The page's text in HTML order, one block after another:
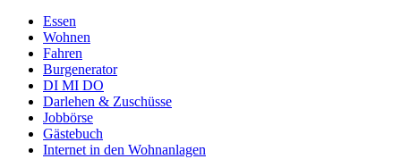
Essen
Wohnen
Fahren
Burgenerator
DI MI DO
Darlehen & Zuschüsse
Jobbörse
Gästebuch
Internet in den Wohnanlagen